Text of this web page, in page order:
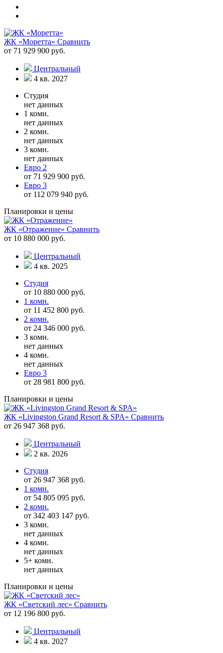
ЖК «Моретта» Сравнить
от 71 929 900 руб.
Центральный
4 кв. 2027
Студия
нет данных
1 комн.
нет данных
2 комн.
нет данных
3 комн.
нет данных
Евро 2
от 71 929 900 руб.
Евро 3
от 112 079 940 руб.
Планировки и цены
ЖК «Отражение» Сравнить
от 10 880 000 руб.
Центральный
4 кв. 2025
Студия
от 10 880 000 руб.
1 комн.
от 11 452 800 руб.
2 комн.
от 24 346 000 руб.
3 комн.
нет данных
4 комн.
нет данных
Евро 3
от 28 981 800 руб.
Планировки и цены
ЖК «Livingston Grand Resort & SPA» Сравнить
от 26 947 368 руб.
Центральный
2 кв. 2026
Студия
от 26 947 368 руб.
1 комн.
от 54 805 095 руб.
2 комн.
от 342 403 147 руб.
3 комн.
нет данных
4 комн.
нет данных
5+ комн.
нет данных
Планировки и цены
ЖК «Светский лес» Сравнить
от 12 196 800 руб.
Центральный
4 кв. 2027